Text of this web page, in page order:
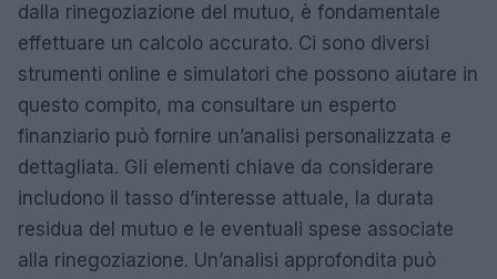
dalla rinegoziazione del mutuo, è fondamentale
effettuare un calcolo accurato. Ci sono diversi
strumenti online e simulatori che possono aiutare in
questo compito, ma consultare un esperto
finanziario può fornire un’analisi personalizzata e
dettagliata. Gli elementi chiave da considerare
includono il tasso d’interesse attuale, la durata
residua del mutuo e le eventuali spese associate
alla rinegoziazione. Un’analisi approfondita può